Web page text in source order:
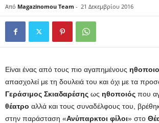
Από Magazinomou Team - 21 Δεκεμβρίου 2016
Είναι ένας από τους πιο αγαπημένους
απασχολεί με τη δουλειά του και όχι με τα
Γεράσιμος Σκιαδαρέσης ως ηθοποιός που
θέατρο αλλά και τους συναδέλφους του,
στην παράσταση «Ανύπαρκτοι φίλοι» στο